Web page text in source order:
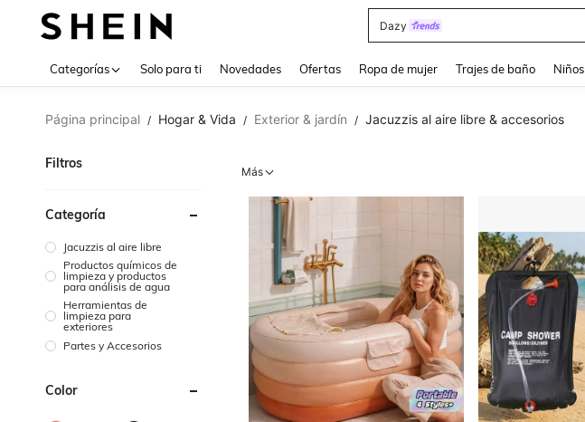
Dazy
Categorías Solo para ti Novedades Ofertas Ropa de mujer Trajes de baño Niños
Página principal / Hogar & Vida / Exterior & jardín / Jacuzzis al aire libre & accesorios
Filtros
Categoría
Jacuzzis al aire libre
Productos químicos de
limpieza y productos
para análisis de agua
Herramientas de
limpieza para
exteriores
Partes y Accesorios
Color
Más